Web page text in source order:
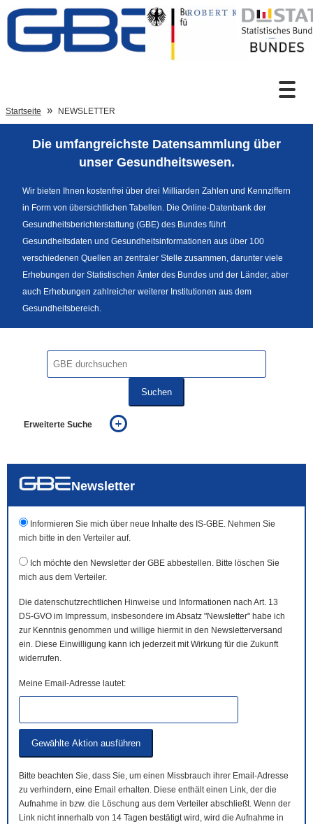
Zum Inhalt
Sprachumschaltung
Fußzeile
Startseite NEWSLETTER
Die umfangreichste Datensammlung über
unser Gesundheitswesen.
Wir bieten Ihnen kostenfrei über drei Milliarden Zahlen und Kennziffern
in Form von übersichtlichen Tabellen. Die Online-Datenbank der
Gesundheitsberichterstattung (GBE) des Bundes führt
Gesundheitsdaten und Gesundheitsinformationen aus über 100
verschiedenen Quellen an zentraler Stelle zusammen, darunter viele
Erhebungen der Statistischen Ämter des Bundes und der Länder, aber
auch Erhebungen zahlreicher weiterer Institutionen aus dem
Gesundheitsbereich.
Suchen
Erweiterte Suche
auch in allen Texten suchen (Volltextsuche)
Newsletter
Informieren Sie mich über neue Inhalte des IS-GBE. Nehmen Sie
mich bitte in den Verteiler auf.
Ich möchte den Newsletter der GBE abbestellen. Bitte löschen Sie
mich aus dem Verteiler.
Die datenschutzrechtlichen Hinweise und Informationen nach Art. 13
DS-GVO im Impressum, insbesondere im Absatz "Newsletter" habe ich
zur Kenntnis genommen und willige hiermit in den Newsletterversand
ein. Diese Einwilligung kann ich jederzeit mit Wirkung für die Zukunft
widerrufen.
Meine Email-Adresse lautet:
Bitte beachten Sie, dass Sie, um einen Missbrauch ihrer Email-Adresse
zu verhindern, eine Email erhalten. Diese enthält einen Link, der die
Aufnahme in bzw. die Löschung aus dem Verteiler abschließt. Wenn der
Link nicht innerhalb von 14 Tagen bestätigt wird, wird die Aufnahme in